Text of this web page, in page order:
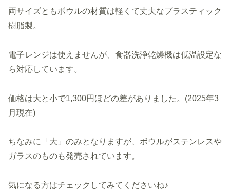
両サイズともボウルの材質は軽くて丈夫なプラスティック
樹脂製。
電子レンジは使えませんが、食器洗浄乾燥機は低温設定な
ら対応しています。
価格は大と小で1,300円ほどの差がありました。(2025年3
月現在)
ちなみに「大」のみとなりますが、ボウルがステンレスや
ガラスのものも発売されています。
気になる方はチェックしてみてくださいね♪